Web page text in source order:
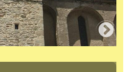
1)